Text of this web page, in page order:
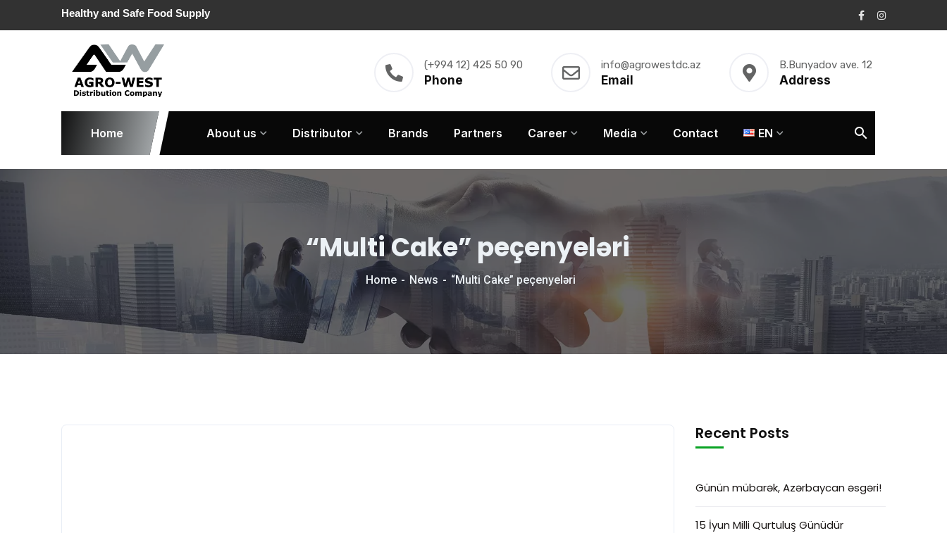
Healthy and Safe Food Supply
Phone
(+994 12) 425 50 90
Email
info@agrowestdc.az
Address
B.Bunyadov ave. 12
Home About us Distributor Brands Partners Career Media Contact EN
“Multi Cake” peçenyeləri
Home News “Multi Cake” peçenyeləri
Recent Posts
Günün mübarək, Azərbaycan əsgəri!
15 İyun Milli Qurtuluş Günüdür